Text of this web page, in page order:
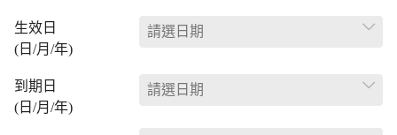
生效日
(日/月/年)
到期日
(日/月/年)